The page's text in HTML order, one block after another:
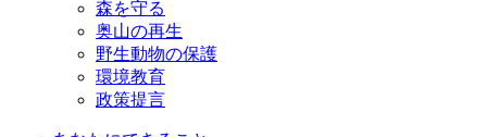
森を守る
奥山の再生
野生動物の保護
環境教育
政策提言